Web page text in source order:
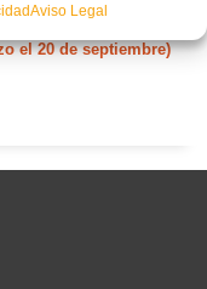
Aviso Legal
el 20 de septiembre)